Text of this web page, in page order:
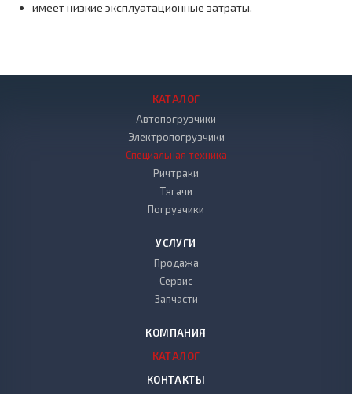
имеет низкие эксплуатационные затраты.
КАТАЛОГ
Автопогрузчики
Электропогрузчики
Специальная техника
Ричтраки
Тягачи
Погрузчики
УСЛУГИ
Продажа
Сервис
Запчасти
КОМПАНИЯ
КАТАЛОГ
КОНТАКТЫ